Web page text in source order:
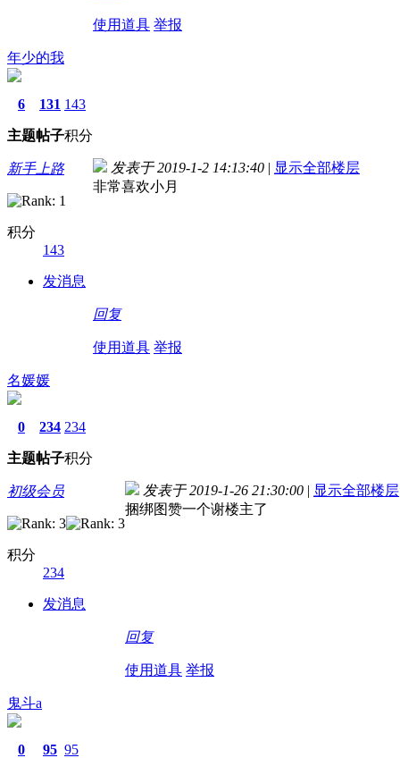
使用道具 举报
年少的我
6
主题
131
帖子
143
积分
新手上路
积分
143
发消息
发表于 2019-1-2 14:13:40 | 显示全部楼层
非常喜欢小月
回复
使用道具 举报
名媛媛
0
主题
234
帖子
234
积分
初级会员
积分
234
发消息
发表于 2019-1-26 21:30:00 | 显示全部楼层
捆绑图赞一个谢楼主了
回复
使用道具 举报
鬼斗a
0 95 95